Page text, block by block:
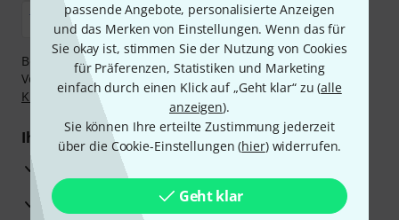
passende Angebote, personalisierte Anzeigen
und das Merken von Einstellungen. Wenn das für
Sie okay ist, stimmen Sie der Nutzung von Cookies
für Präferenzen, Statistiken und Marketing
einfach durch einen Klick auf „Geht klar“ zu (alle
anzeigen).
Sie können Ihre erteilte Zustimmung jederzeit
über die Cookie-Einstellungen (hier) widerrufen.
Geht klar
Bezahlen Sie vertraulich und sicher per Nachnahme,
Vorkasse, PayPal, Amazon Pay,Klarna Sofort bezahlen
Klarna Ratenzahlungoder Kreditkarte.
Ihre Vorteile
3 Jahre Thomann Garantie
30 Tage Money-Back-Garantie